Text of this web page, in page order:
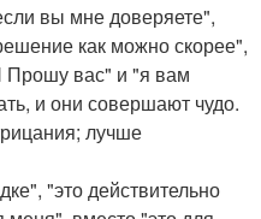
вы мне доверяете",
как можно скорее",
Прошу вас" и "я вам
и они совершают чудо.
лучше
"это действительно